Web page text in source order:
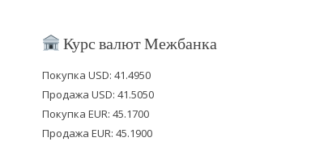
i
t
e
r
c
b
o
o
u
u
b
e
Курс валют Межбанка
Покупка USD: 41.4950
Продажа USD: 41.5050
Покупка EUR: 45.1700
Продажа EUR: 45.1900